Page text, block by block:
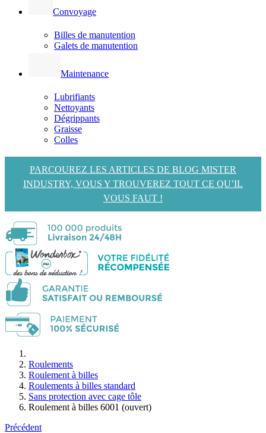
Convoyage
Billes de manutention
Galets de manutention
Maintenance
Lubrifiants
Nettoyants
Dégrippants
Graisse
Colles
PARCOUREZ LES ARTICLES DE BLOG MISTER
INDUSTRY, VOUS Y TROUVEREZ TOUT CE QU’IL
VOUS FAUT !
Roulements
Roulement à billes
Roulements à billes standard
Sans protection avec cage tôle
Roulement à billes 6001 (ouvert)
Précédent